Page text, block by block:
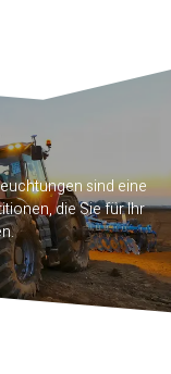
sind eine
die Sie für Ihr